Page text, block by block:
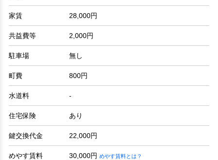
家賃 28,000円
共益費等 2,000円
駐車場 無し
町費 800円
水道料 -
住宅保険 あり
鍵交換代金 22,000円
めやす賃料 30,000円 めやす賃料とは？